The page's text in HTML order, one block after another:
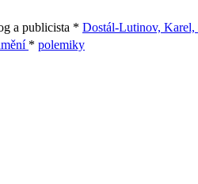
a publicista * Dostál-Lutinov, Karel,
* polemiky